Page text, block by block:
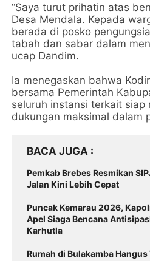
“Saya turut prihatin atas
Desa Mendala. Kepada
berada di posko
tabah dan sabar dalam
ucap Dandim.
Ia menegaskan bahwa
bersama Pemerintah
seluruh instansi terkait siap
dukungan maksimal dalam
BACA JUGA
Pemkab Brebes Resmikan
Jalan Kini Lebih Cepat
Puncak Kemarau 2026,
Apel Siaga Bencana
Karhutla
Rumah di Bulakamba